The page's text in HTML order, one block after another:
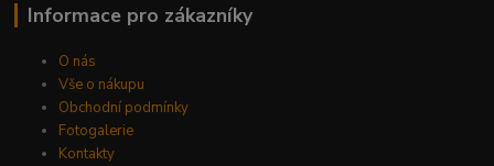
Informace pro zákazníky
O nás
Vše o nákupu
Obchodní podmínky
Fotogalerie
Kontakty